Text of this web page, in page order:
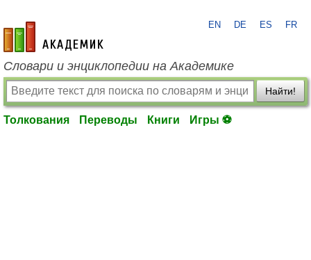
academic.ru
EN DE ES FR
Словари и энциклопедии на Академике
Найти!
Толкования Переводы Книги Игры ⚽